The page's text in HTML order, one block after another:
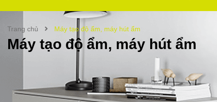
Trang chủ Máy tạo độ ẩm, máy hút ẩm
Máy tạo độ ẩm, máy hút ẩm